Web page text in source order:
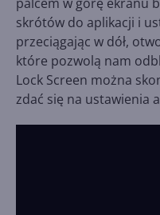
skrótów do aplikacji i
przeciągając w dół,
które pozwolą nam
Lock Screen można
zdać się na ustawienia